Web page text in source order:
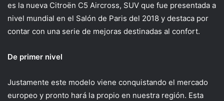
es la nueva Citroën C5 Aircross, SUV que fue presentada a
nivel mundial en el Salón de Paris del 2018 y destaca por
contar con una serie de mejoras destinadas al confort.
De primer nivel
Justamente este modelo viene conquistando el mercado
europeo y pronto hará la propio en nuestra región. Esta